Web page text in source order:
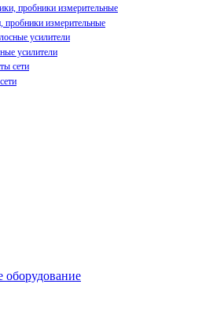
пробники измерительные
усилители
оборудование